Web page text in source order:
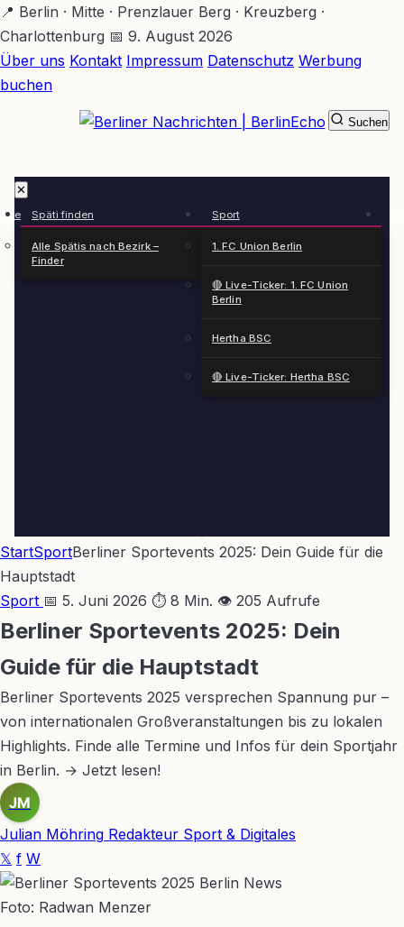
Zum
Hauptinhalt
springen
📍 Berlin · Mitte · Prenzlauer Berg · Kreuzberg ·
Charlottenburg 📅 9. August 2026
Über uns Kontakt Impressum Datenschutz Werbung
buchen
✕
Späti finden
Alle Spätis nach Bezirk –
Finder
Sport
1. FC Union Berlin
🔴 Live-Ticker: 1. FC Union
Berlin
Hertha BSC
🔴 Live-Ticker: Hertha BSC
Suchen
StartSportBerliner Sportevents 2025: Dein Guide für die
Hauptstadt
Sport 📅 5. Juni 2026 ⏱ 8 Min. 👁 205 Aufrufe
Berliner Sportevents 2025: Dein
Guide für die Hauptstadt
Berliner Sportevents 2025 versprechen Spannung pur –
von internationalen Großveranstaltungen bis zu lokalen
Highlights. Finde alle Termine und Infos für dein Sportjahr
in Berlin. → Jetzt lesen!
JM
Julian Möhring Redakteur Sport & Digitales
𝕏 f W
Foto: Radwan Menzer